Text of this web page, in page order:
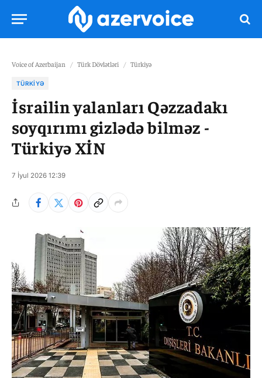
Voice of Azerbaijan / Türk Dövlətləri / Türkiyə
TÜRKIYƏ
İsrailin yalanları Qəzzadakı
soyqırımı gizlədə bilməz -
Türkiyə XİN
7 İyul 2026 12:39